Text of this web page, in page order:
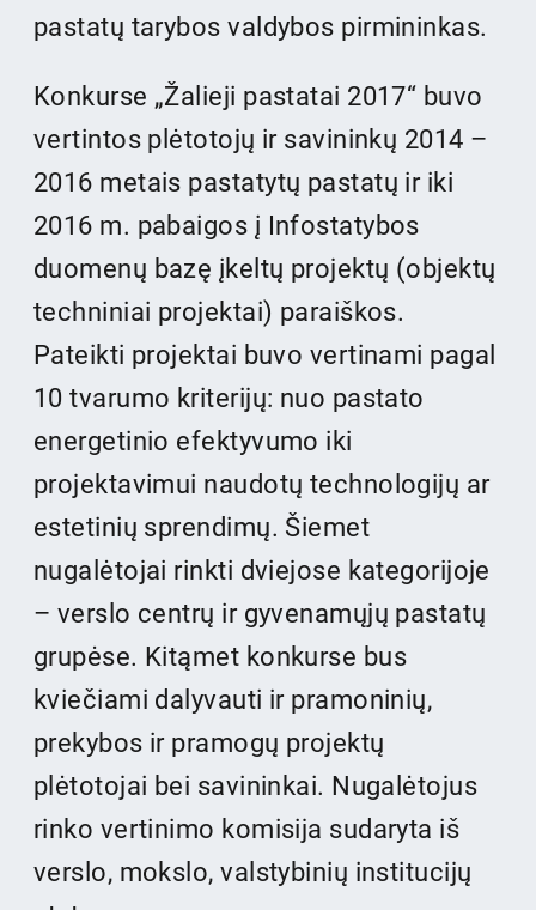
pastatų tarybos valdybos pirmininkas.
Konkurse „Žalieji pastatai 2017“ buvo
vertintos plėtotojų ir savininkų 2014 –
2016 metais pastatytų pastatų ir iki
2016 m. pabaigos į Infostatybos
duomenų bazę įkeltų projektų (objektų
techniniai projektai) paraiškos.
Pateikti projektai buvo vertinami pagal
10 tvarumo kriterijų: nuo pastato
energetinio efektyvumo iki
projektavimui naudotų technologijų ar
estetinių sprendimų. Šiemet
nugalėtojai rinkti dviejose kategorijoje
– verslo centrų ir gyvenamųjų pastatų
grupėse. Kitąmet konkurse bus
kviečiami dalyvauti ir pramoninių,
prekybos ir pramogų projektų
plėtotojai bei savininkai. Nugalėtojus
rinko vertinimo komisija sudaryta iš
verslo, mokslo, valstybinių institucijų